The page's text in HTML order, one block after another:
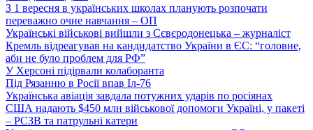
З 1 вересня в українських школах планують розпочати
переважно очне навчання – ОП
Українські військові вийшли з Сєвєродонецька – журналіст
Кремль відреагував на кандидатство України в ЄС: “головне,
аби не було проблем для РФ”
У Херсоні підірвали колаборанта
Під Рязанню в Росії впав Іл-76
Українська авіація завдала потужних ударів по росіянах
США надають $450 млн військової допомоги Україні, у пакеті
– РСЗВ та патрульні катери